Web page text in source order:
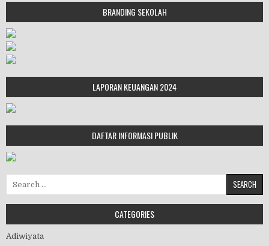
BRANDING SEKOLAH
LAPORAN KEUANGAN 2024
DAFTAR INFORMASI PUBLIK
CATEGORIES
Adiwiyata